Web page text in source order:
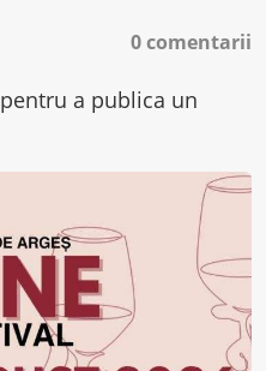
0 comentarii
pentru a publica un